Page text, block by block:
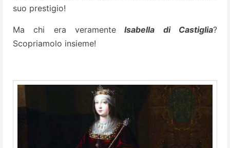
suo prestigio!
Ma chi era veramente Isabella di Castiglia?
Scopriamolo insieme!